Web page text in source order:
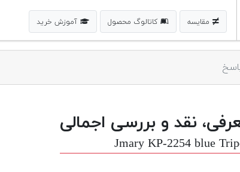
مقایسه کاتالوگ محصول آموزش خرید
نقد و بررسی اجمالی
Jmary KP-2254 blue